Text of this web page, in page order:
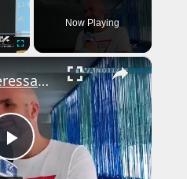
Now Playing
×
Play
Adrano. Interessante incontro al liceo “Verga” con il prof. Fabio Gamberini. Studenti del Linguistic